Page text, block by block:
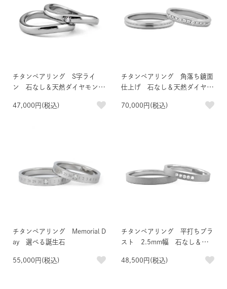
チタンペアリング S字ライ
ン 石なし＆天然ダイヤモンド
47,000円(税込)
チタンペアリング 角落ち鏡面
仕上げ 石なし＆天然ダイヤモ
70,000円(税込)
チタンペアリング Memorial D
ay 選べる誕生石
55,000円(税込)
チタンペアリング 平打ちブラ
スト 2.5mm幅 石なし＆天
48,500円(税込)